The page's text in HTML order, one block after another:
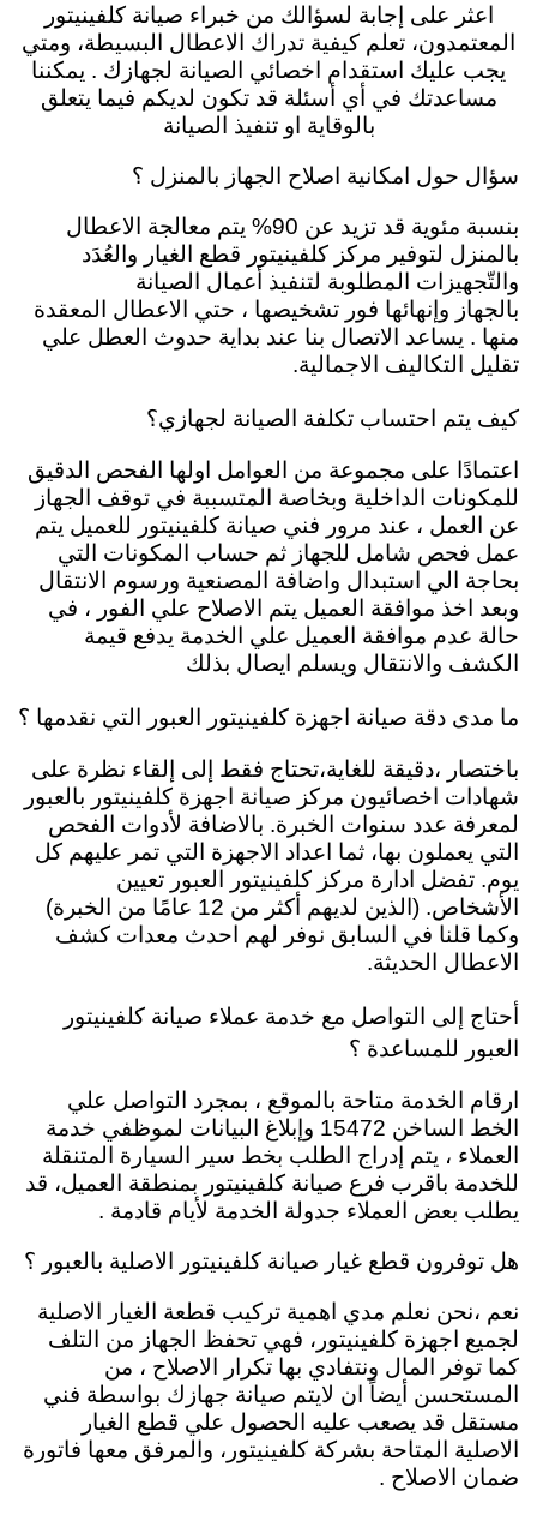
اعثر على إجابة لسؤالك من خبراء صيانة كلفينيتور
المعتمدون، تعلم كيفية تدراك الاعطال البسيطة، ومتي
يجب عليك استقدام اخصائي الصيانة لجهازك . يمكننا
مساعدتك في أي أسئلة قد تكون لديكم فيما يتعلق
بالوقاية او تنفيذ الصيانة
سؤال حول امكانية اصلاح الجهاز بالمنزل ؟
بنسبة مئوية قد تزيد عن 90% يتم معالجة الاعطال
بالمنزل لتوفير مركز كلفينيتور قطع الغيار والعُدَد
والتّجهيزات المطلوبة لتنفيذ أعمال الصيانة
بالجهاز وإنهائها فور تشخيصها ، حتي الاعطال المعقدة
منها . يساعد الاتصال بنا عند بداية حدوث العطل علي
تقليل التكاليف الاجمالية.
كيف يتم احتساب تكلفة الصيانة لجهازي؟
اعتمادًا على مجموعة من العوامل اولها الفحص الدقيق
للمكونات الداخلية وبخاصة المتسببة في توقف الجهاز
عن العمل ، عند مرور فني صيانة كلفينيتور للعميل يتم
عمل فحص شامل للجهاز ثم حساب المكونات التي
بحاجة الي استبدال واضافة المصنعية ورسوم الانتقال
وبعد اخذ موافقة العميل يتم الاصلاح علي الفور ، في
حالة عدم موافقة العميل علي الخدمة يدفع قيمة
الكشف والانتقال ويسلم ايصال بذلك
ما مدى دقة صيانة اجهزة كلفينيتور العبور التي نقدمها ؟
باختصار ،دقيقة للغاية،تحتاج فقط إلى إلقاء نظرة على
شهادات اخصائيون مركز صيانة اجهزة كلفينيتور بالعبور
لمعرفة عدد سنوات الخبرة. بالاضافة لأدوات الفحص
التي يعملون بها، ثما اعداد الاجهزة التي تمر عليهم كل
يوم. تفضل ادارة مركز كلفينيتور العبور تعيين
الأشخاص. (الذين لديهم أكثر من 12 عامًا من الخبرة)
وكما قلنا في السابق نوفر لهم احدث معدات كشف
الاعطال الحديثة.
أحتاج إلى التواصل مع خدمة عملاء صيانة كلفينيتور
العبور للمساعدة ؟
ارقام الخدمة متاحة بالموقع ، بمجرد التواصل علي
الخط الساخن 15472 وإبلاغ البيانات لموظفي خدمة
العملاء ، يتم إدراج الطلب بخط سير السيارة المتنقلة
للخدمة باقرب فرع صيانة كلفينيتور بمنطقة العميل، قد
يطلب بعض العملاء جدولة الخدمة لأيام قادمة .
هل توفرون قطع غيار صيانة كلفينيتور الاصلية بالعبور ؟
نعم ،نحن نعلم مدي اهمية تركيب قطعة الغيار الاصلية
لجميع اجهزة كلفينيتور، فهي تحفظ الجهاز من التلف
كما توفر المال ونتفادي بها تكرار الاصلاح ، من
المستحسن أيضاً ان لايتم صيانة جهازك بواسطة فني
مستقل قد يصعب عليه الحصول علي قطع الغيار
الاصلية المتاحة بشركة كلفينيتور، والمرفق معها فاتورة
ضمان الاصلاح .